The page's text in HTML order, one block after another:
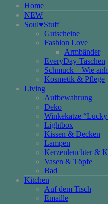
Home
NEW
Soul♥Stuff
Gutscheine
Fashion Love
Armbänder
EveryDay-Taschen
Schmuck – Wie
Kosmetik & Pflege
Living
Aufbewahrung
Deko
Winkekatze
Lightbox
Kissen & Decken
Lampen
Kerzenleuchter &
Vasen & Töpfe
Bad
Kitchen
Auf dem Tisch
Emaille